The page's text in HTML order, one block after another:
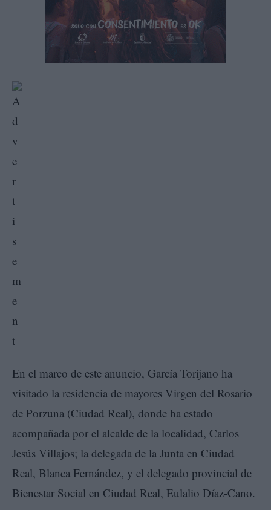
En el marco de este anuncio, García Torijano ha
visitado la residencia de mayores Virgen del Rosario
de Porzuna (Ciudad Real), donde ha estado
acompañada por el alcalde de la localidad, Carlos
Jesús Villajos; la delegada de la Junta en Ciudad
Real, Blanca Fernández, y el delegado provincial de
Bienestar Social en Ciudad Real, Eulalio Díaz-Cano.